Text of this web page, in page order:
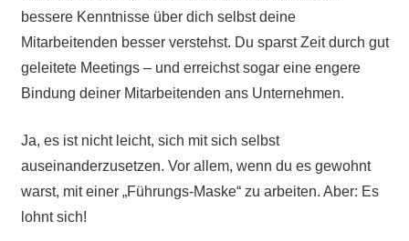
bessere Kenntnisse über dich selbst deine
Mitarbeitenden besser verstehst. Du sparst Zeit durch gut
geleitete Meetings – und erreichst sogar eine engere
Bindung deiner Mitarbeitenden ans Unternehmen.
Ja, es ist nicht leicht, sich mit sich selbst
auseinanderzusetzen. Vor allem, wenn du es gewohnt
warst, mit einer „Führungs-Maske“ zu arbeiten. Aber: Es
lohnt sich!